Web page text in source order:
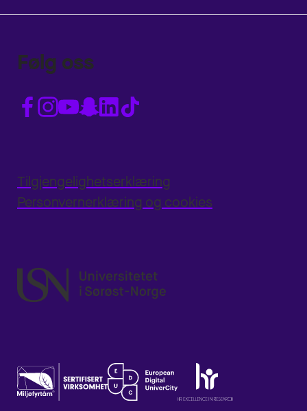
Følg oss
Tilgjengelighetserklæring
Personvernerklæring og cookies